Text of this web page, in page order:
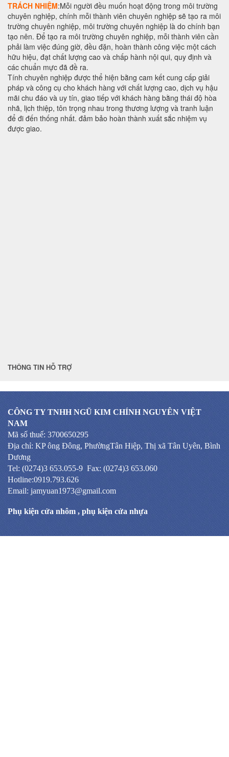
TRÁCH NHIỆM:Mỗi người đều muốn hoạt động trong môi trường
chuyên nghiệp, chính mỗi thành viên chuyên nghiệp sẽ tạo ra môi
trường chuyên nghiệp, môi trường chuyên nghiệp là do chính bạn
tạo nên. Để tạo ra môi trường chuyên nghiệp, mỗi thành viên cần
phải làm việc đúng giờ, đều đặn, hoàn thành công việc một cách
hữu hiệu, đạt chất lượng cao và chấp hành nội qui, quy định và
các chuẩn mực đã đề ra.
Tính chuyên nghiệp được thể hiện bằng cam kết cung cấp giải
pháp và công cụ cho khách hàng với chất lượng cao, dịch vụ hậu
mãi chu đáo và uy tín, giao tiếp với khách hàng bằng thái độ hòa
nhã, lịch thiệp, tôn trọng nhau trong thương lượng và tranh luận
để đi đến thống nhất. đảm bảo hoàn thành xuất sắc nhiệm vụ
được giao.
THÔNG TIN HỖ TRỢ
CÔNG TY TNHH NGŨ KIM CHÍNH NGUYÊN VIỆT
NAM
Mã số thuế: 3700650295
Địa chỉ: KP ông Đông, PhườngTân Hiệp, Thị xã Tân Uyên, Bình
Dương
Tel: (0274)3 653.055-9 Fax: (0274)3 653.060
Hotline:0919.793.626
Email: jamyuan1973@gmail.com
Phụ kiện cửa nhôm , phụ kiện cửa nhựa